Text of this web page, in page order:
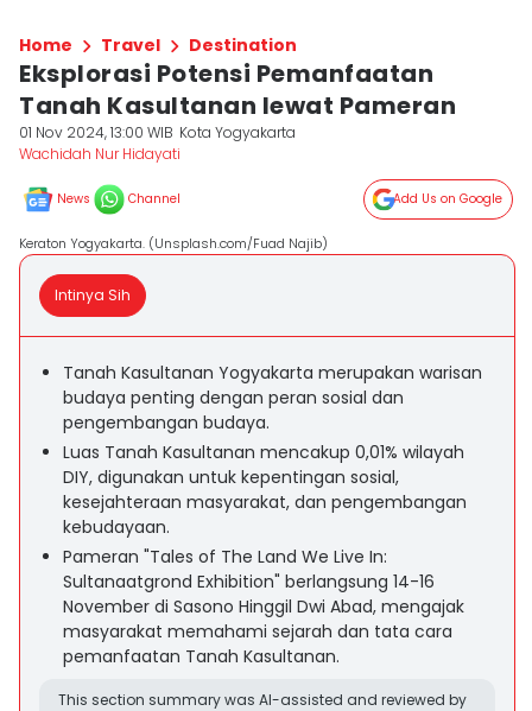
Home Travel Destination
Eksplorasi Potensi Pemanfaatan
Tanah Kasultanan lewat Pameran
01 Nov 2024, 13:00 WIB Kota Yogyakarta
Wachidah Nur Hidayati
News Channel Add Us on Google
Keraton Yogyakarta. (Unsplash.com/Fuad Najib)
Intinya Sih
Tanah Kasultanan Yogyakarta merupakan warisan
budaya penting dengan peran sosial dan
pengembangan budaya.
Luas Tanah Kasultanan mencakup 0,01% wilayah
DIY, digunakan untuk kepentingan sosial,
kesejahteraan masyarakat, dan pengembangan
kebudayaan.
Pameran "Tales of The Land We Live In:
Sultanaatgrond Exhibition" berlangsung 14-16
November di Sasono Hinggil Dwi Abad, mengajak
masyarakat memahami sejarah dan tata cara
pemanfaatan Tanah Kasultanan.
This section summary was AI-assisted and reviewed by